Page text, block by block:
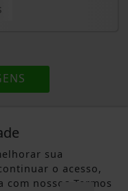
sua
o acesso,
com nossos Termos